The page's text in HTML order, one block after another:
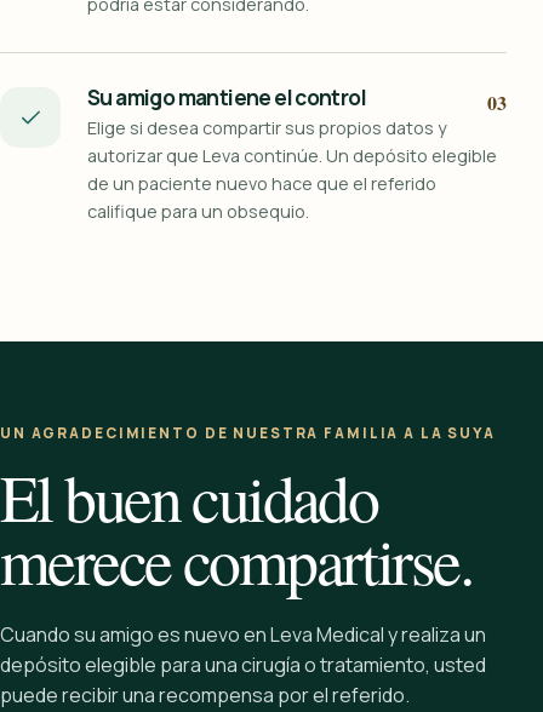
03
Su amigo mantiene el control
Elige si desea compartir sus propios datos y
autorizar que Leva continúe. Un depósito elegible
de un paciente nuevo hace que el referido
califique para un obsequio.
UN AGRADECIMIENTO DE NUESTRA FAMILIA A LA SUYA
El buen cuidado
merece compartirse.
Cuando su amigo es nuevo en Leva Medical y realiza un
depósito elegible para una cirugía o tratamiento, usted
puede recibir una recompensa por el referido.